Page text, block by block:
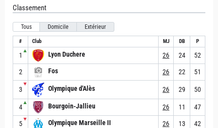
Classement
Tous Domicile Extérieur
# Club MJ DB P
1
▲ Lyon Duchere 26 24 52
2 Fos 26 22 51
3
▼
Olympique d'Alès 26 29 50
4
▲ Bourgoin-Jallieu 26 11 47
5
▼ Olympique Marseille II 26 13 42